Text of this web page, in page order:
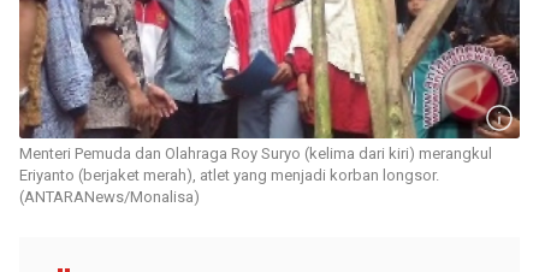
Menteri Pemuda dan Olahraga Roy Suryo (kelima dari kiri) merangkul
Eriyanto (berjaket merah), atlet yang menjadi korban longsor.
(ANTARANews/Monalisa)